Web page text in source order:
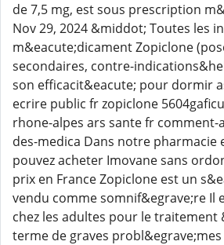
de 7,5 mg, est sous prescription
Nov 29, 2024 &middot; Toutes les
m&eacute;dicament Zopiclone
secondaires, contre-
son efficacit&eacute; pour dormir
ecrire public fr zopiclone
rhone-alpes ars sante fr comment-
des-medica Dans notre pharmacie
pouvez acheter Imovane sans
prix en France Zopiclone est un
vendu comme somnif&egrave;re Il
chez les adultes pour le traitement
terme de graves